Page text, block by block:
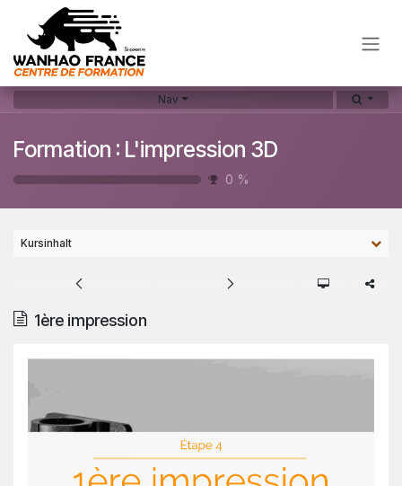
Zum Inhalt springen
Nav
Formation : L'impression 3D
0 %
Kursinhalt
1ère impression